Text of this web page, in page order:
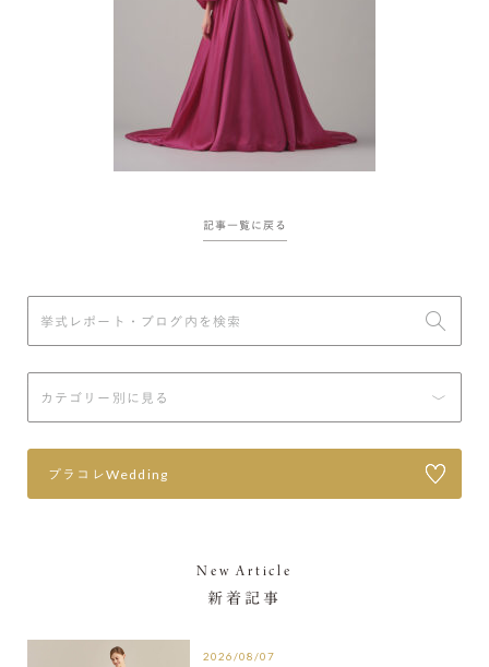
記事一覧に戻る
プラコレWedding
New Article
新着記事
2026/08/07